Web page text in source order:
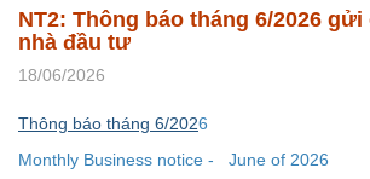
NT2: Thông báo tháng 6/2026
nhà đầu tư
18/06/2026
Thông báo tháng 6/2026
Monthly Business notice - June of 2026